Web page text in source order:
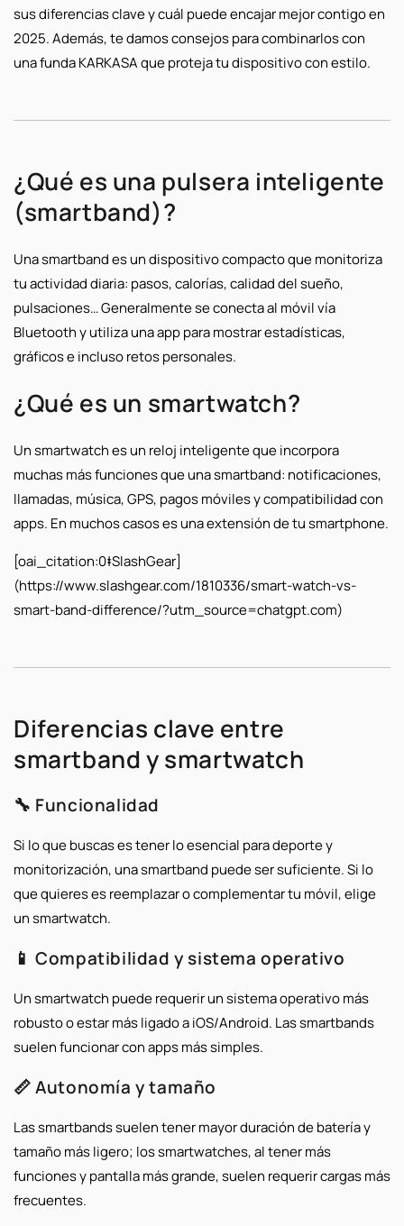
sus diferencias clave y cuál puede encajar mejor contigo en
2025. Además, te damos consejos para combinarlos con
una funda KARKASA que proteja tu dispositivo con estilo.
¿Qué es una pulsera inteligente
(smartband)?
Una smartband es un dispositivo compacto que monitoriza
tu actividad diaria: pasos, calorías, calidad del sueño,
pulsaciones… Generalmente se conecta al móvil vía
Bluetooth y utiliza una app para mostrar estadísticas,
gráficos e incluso retos personales.
¿Qué es un smartwatch?
Un smartwatch es un reloj inteligente que incorpora
muchas más funciones que una smartband: notificaciones,
llamadas, música, GPS, pagos móviles y compatibilidad con
apps. En muchos casos es una extensión de tu smartphone.
[oai_citation:0‡SlashGear]
(https://www.slashgear.com/1810336/smart-watch-vs-
smart-band-difference/?utm_source=chatgpt.com)
Diferencias clave entre
smartband y smartwatch
🔧 Funcionalidad
Si lo que buscas es tener lo esencial para deporte y
monitorización, una smartband puede ser suficiente. Si lo
que quieres es reemplazar o complementar tu móvil, elige
un smartwatch.
📱 Compatibilidad y sistema operativo
Un smartwatch puede requerir un sistema operativo más
robusto o estar más ligado a iOS/Android. Las smartbands
suelen funcionar con apps más simples.
📏 Autonomía y tamaño
Las smartbands suelen tener mayor duración de batería y
tamaño más ligero; los smartwatches, al tener más
funciones y pantalla más grande, suelen requerir cargas más
frecuentes.